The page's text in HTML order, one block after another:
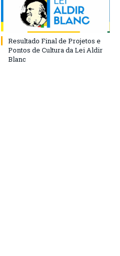
Resultado Final de Projetos e
Pontos de Cultura da Lei Aldir
Blanc